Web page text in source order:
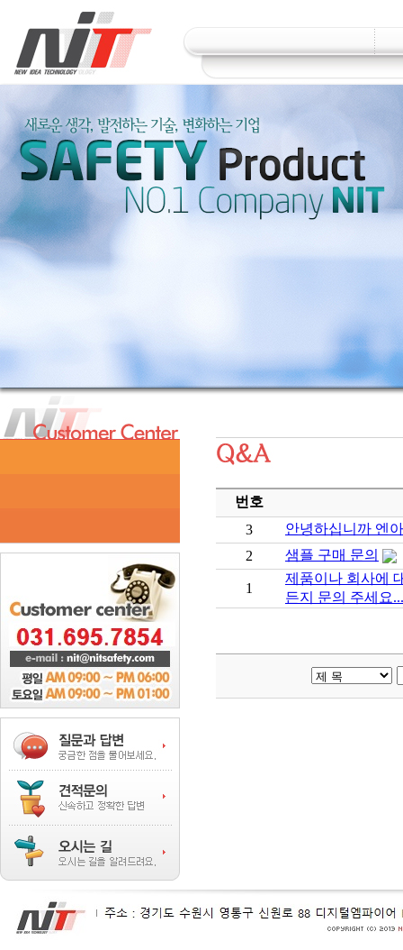
번호
3
안녕하십니까 엔
2
샘플 구매 문의
1
제품이나 회사에
든지 문의 주세요...